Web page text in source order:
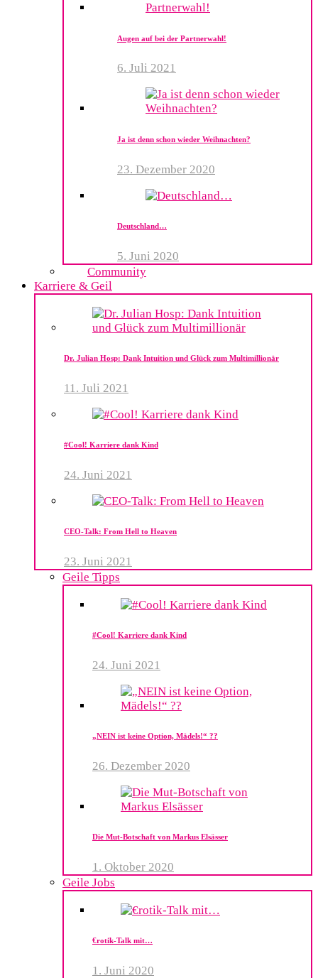
Augen auf bei der Partnerwahl!
6. Juli 2021
Ja ist denn schon wieder Weihnachten?
23. Dezember 2020
Deutschland…
5. Juni 2020
Community
Karriere & Geil
Dr. Julian Hosp: Dank Intuition und Glück zum Multimillionär
11. Juli 2021
#Cool! Karriere dank Kind
24. Juni 2021
CEO-Talk: From Hell to Heaven
23. Juni 2021
Geile Tipps
#Cool! Karriere dank Kind
24. Juni 2021
„NEIN ist keine Option, Mädels!“ ??
26. Dezember 2020
Die Mut-Botschaft von Markus Elsässer
1. Oktober 2020
Geile Jobs
€rotik-Talk mit…
1. Juni 2020